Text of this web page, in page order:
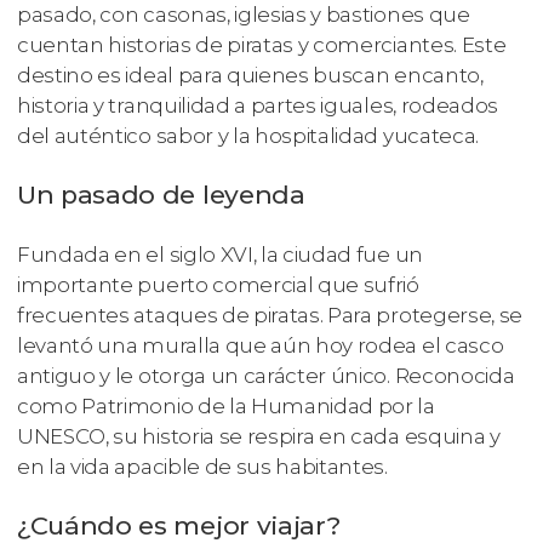
pasado, con casonas, iglesias y bastiones que
cuentan historias de piratas y comerciantes. Este
destino es ideal para quienes buscan encanto,
historia y tranquilidad a partes iguales, rodeados
del auténtico sabor y la hospitalidad yucateca.
Un pasado de leyenda
Fundada en el siglo XVI, la ciudad fue un
importante puerto comercial que sufrió
frecuentes ataques de piratas. Para protegerse, se
levantó una muralla que aún hoy rodea el casco
antiguo y le otorga un carácter único. Reconocida
como Patrimonio de la Humanidad por la
UNESCO, su historia se respira en cada esquina y
en la vida apacible de sus habitantes.
¿Cuándo es mejor viajar?